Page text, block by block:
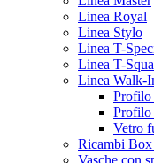
Linea Royal
Linea Stylo
Linea T-
Linea T-
Linea Walk-
Profilo
Profilo
Vetro
Ricambi
Vasche con